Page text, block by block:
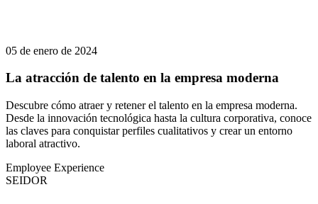
05 de enero de 2024
La atracción de talento en la empresa moderna
Descubre cómo atraer y retener el talento en la empresa moderna.
Desde la innovación tecnológica hasta la cultura corporativa, conoce
las claves para conquistar perfiles cualitativos y crear un entorno
laboral atractivo.
Employee Experience
SEIDOR